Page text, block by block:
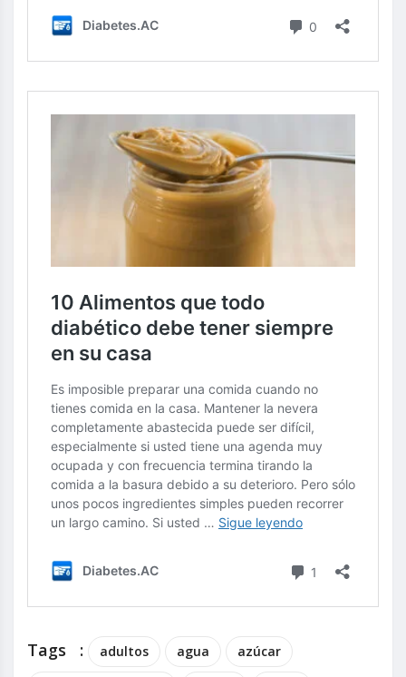
Tags : adultos agua azúcar